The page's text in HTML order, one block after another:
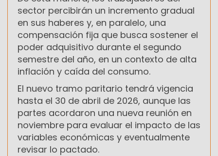
sector percibirán un incremento gradual
en sus haberes y, en paralelo, una
compensación fija que busca sostener el
poder adquisitivo durante el segundo
semestre del año, en un contexto de alta
inflación y caída del consumo.
El nuevo tramo paritario tendrá vigencia
hasta el 30 de abril de 2026, aunque las
partes acordaron una nueva reunión en
noviembre para evaluar el impacto de las
variables económicas y eventualmente
revisar lo pactado.